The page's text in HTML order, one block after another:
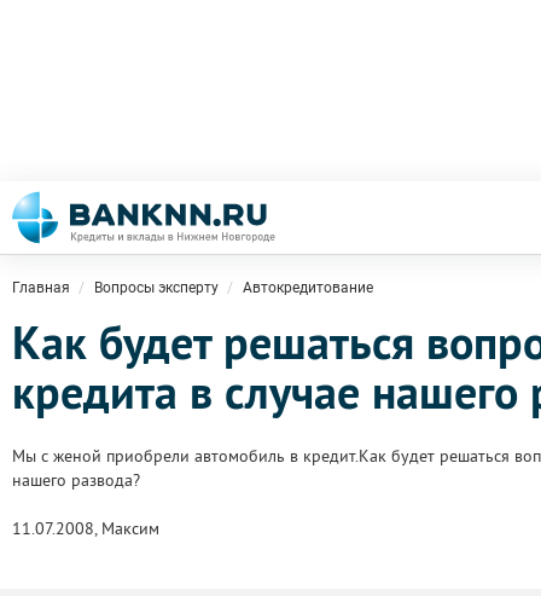
Главная Вопросы эксперту Автокредитование
Как будет решаться
кредита в случае нашего
Мы с женой приобрели автомобиль в кредит.Как будет решаться
нашего развода?
11.07.2008, Максим